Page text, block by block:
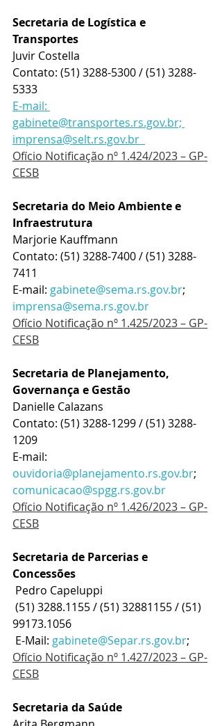
Secretaria de Logística e
Transportes
Juvir Costella
Contato: (51) 3288-5300 / (51) 3288-
5333
E-mail:
gabinete@transportes.rs.gov.br;
imprensa@selt.rs.gov.br
Ofício Notificação nº 1.424/2023 – GP-
CESB
Secretaria do Meio Ambiente e
Infraestrutura
Marjorie Kauffmann
Contato: (51) 3288-7400 / (51) 3288-
7411
E-mail: gabinete@sema.rs.gov.br;
imprensa@sema.rs.gov.br
Ofício Notificação nº 1.425/2023 – GP-
CESB
Secretaria de Planejamento,
Governança e Gestão
Danielle Calazans
Contato: (51) 3288-1299 / (51) 3288-
1209
E-mail:
ouvidoria@planejamento.rs.gov.br;
comunicacao@spgg.rs.gov.br
Ofício Notificação nº 1.426/2023 – GP-
CESB
Secretaria de Parcerias e
Concessões
Pedro Capeluppi
99173.1056
E-Mail: gabinete@Separ.rs.gov.br;
Ofício Notificação nº 1.427/2023 – GP-
CESB
Secretaria da Saúde